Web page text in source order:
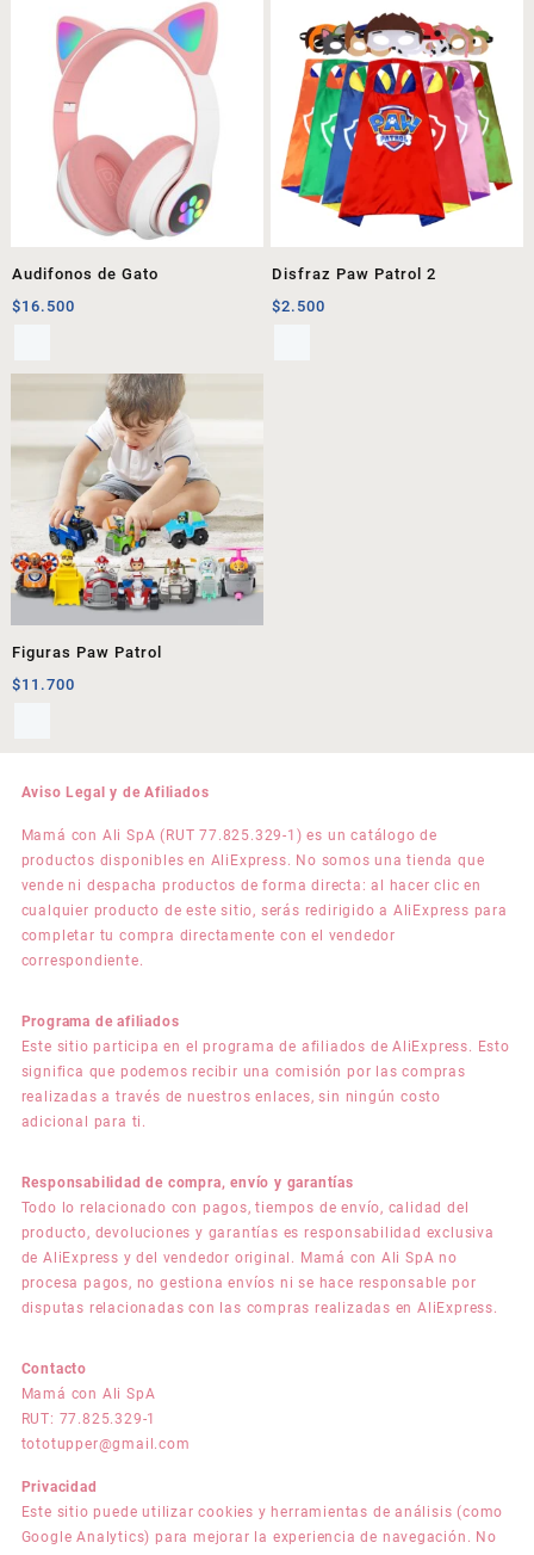
Audifonos de Gato
$16.500
Disfraz Paw Patrol 2
$2.500
Figuras Paw Patrol
$11.700
Aviso Legal y de Afiliados
Mamá con Ali SpA (RUT 77.825.329-1) es un catálogo de
productos disponibles en AliExpress. No somos una tienda que
vende ni despacha productos de forma directa: al hacer clic en
cualquier producto de este sitio, serás redirigido a AliExpress para
completar tu compra directamente con el vendedor
correspondiente.
Programa de afiliados
Este sitio participa en el programa de afiliados de AliExpress. Esto
significa que podemos recibir una comisión por las compras
realizadas a través de nuestros enlaces, sin ningún costo
adicional para ti.
Responsabilidad de compra, envío y garantías
Todo lo relacionado con pagos, tiempos de envío, calidad del
producto, devoluciones y garantías es responsabilidad exclusiva
de AliExpress y del vendedor original. Mamá con Ali SpA no
procesa pagos, no gestiona envíos ni se hace responsable por
disputas relacionadas con las compras realizadas en AliExpress.
Contacto
Mamá con Ali SpA
RUT: 77.825.329-1
tototupper@gmail.com
Privacidad
Este sitio puede utilizar cookies y herramientas de análisis (como
Google Analytics) para mejorar la experiencia de navegación. No